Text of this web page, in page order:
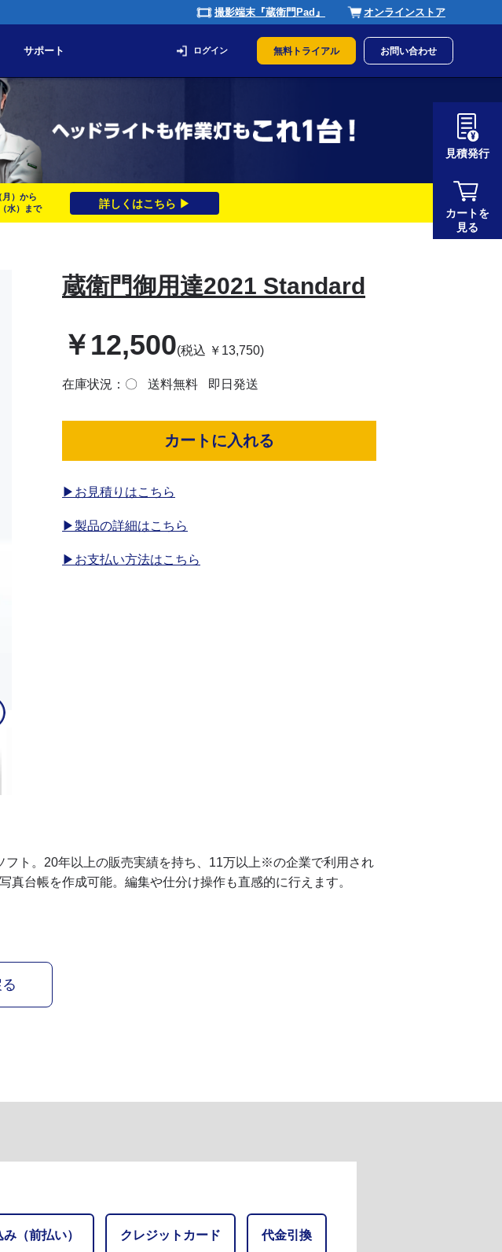
撮影端末『蔵衛門Pad』 オンラインストア
サポート ログイン 無料トライアル お問い合わせ
月） から
（水） まで 詳しくはこちら ▶
蔵衛門御用達2021 Standard
￥12,500(税込 ￥ 13,750)
在庫状況：〇 送料無料 即日発送
カートに入れる
▶お見積りはこちら
▶製品の詳細はこちら
▶お支払い方法はこちら
フト。20年以上の販売実績を持ち、11万以上※の企業で利用され
真台帳を作成可能。編集や仕分け操作も直感的に行えます。
（前払い） クレジットカード 代金引換
見積発行
カートを
見る